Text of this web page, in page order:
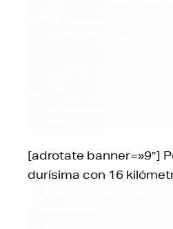
[adrotate banner=»9″]
durísima con 16